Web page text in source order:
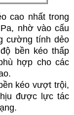
cao nhất trong
nhờ vào cấu
cường tính dẻo
bền kéo thấp
hợp cho các
kéo vượt trội,
được lực tác